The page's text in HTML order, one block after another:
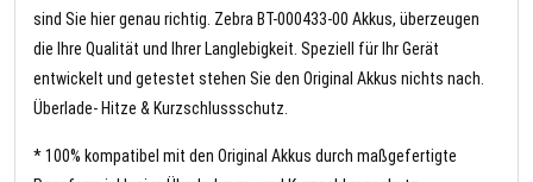
sind Sie hier genau richtig. Zebra BT-000433-00 Akkus, überzeugen
die Ihre Qualität und Ihrer Langlebigkeit. Speziell für Ihr Gerät
entwickelt und getestet stehen Sie den Original Akkus nichts nach.
Überlade- Hitze & Kurzschlussschutz.
* 100% kompatibel mit den Original Akkus durch maßgefertigte